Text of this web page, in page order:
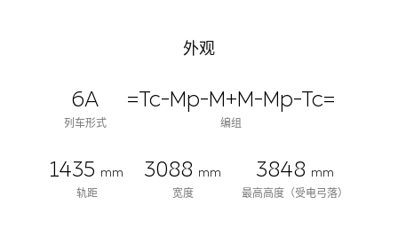
外观
6A
列车形式
=Tc-Mp-M+M-Mp-Tc=
编组
1435 mm
轨距
3088 mm
宽度
3848 mm
最高高度（受电弓落）